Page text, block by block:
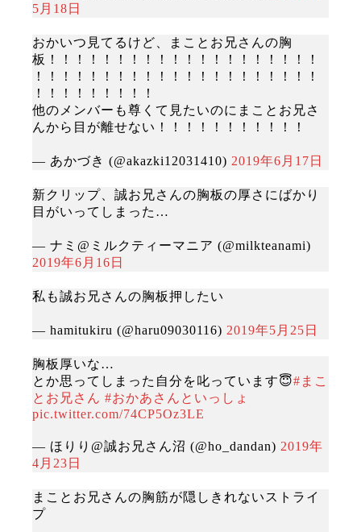
5月18日
おかいつ見てるけど、まことお兄さんの胸
板！！！！！！！！！！！！！！！！！！！！
！！！！！！！！！！！！！！！！！！！！！
！！！！！！！！！
他のメンバーも尊くて見たいのにまことお兄さ
んから目が離せない！！！！！！！！！！！
— あかづき (@akazki12031410) 2019年6月17日
新クリップ、誠お兄さんの胸板の厚さにばかり
目がいってしまった…
— ナミ@ミルクティーマニア (@milkteanami)
2019年6月16日
私も誠お兄さんの胸板押したい
— hamitukiru (@haru09030116) 2019年5月25日
胸板厚いな…
とか思ってしまった自分を叱っています😇#まこ
とお兄さん #おかあさんといっしょ
pic.twitter.com/74CP5Oz3LE
— ほりり@誠お兄さん沼 (@ho_dandan) 2019年
4月23日
まことお兄さんの胸筋が隠しきれないストライ
プ